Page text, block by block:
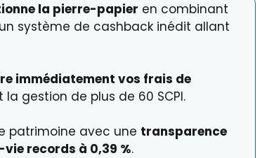
la pierre-papier en combinant
système de cashback inédit allant
immédiatement vos frais de
gestion de plus de 60 SCPI.
patrimoine avec une transparence
records à 0,39 %.